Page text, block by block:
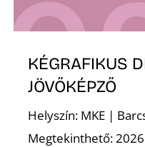
KÉGRAFIKUS
JÖVŐKÉPZŐ
Helyszín: MKE |
Megtekinthető: